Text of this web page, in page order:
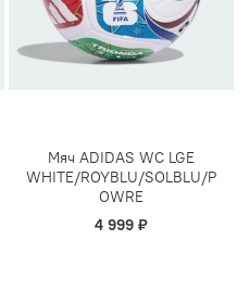
Мяч ADIDAS WC LGE
WHITE/ROYBLU/SOLBLU/P
OWRE
4 999 ₽